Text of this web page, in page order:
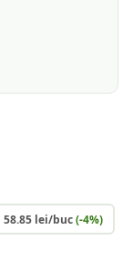
58.85lei/buc(-4%)